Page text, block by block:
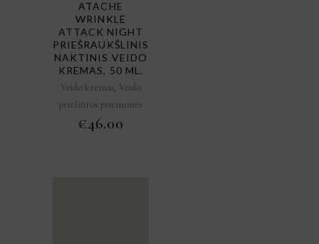
ATACHE
WRINKLE
ATTACK NIGHT
PRIEŠRAUKŠLINIS
NAKTINIS VEIDO
KREMAS, 50 ML.
Veido kremai, Veido
priežiūros priemonės
€46.00